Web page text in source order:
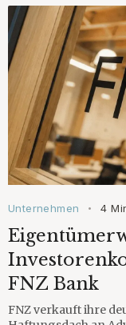
Unternehmen • 4
FNZ Bank
FNZ verkauft ihre